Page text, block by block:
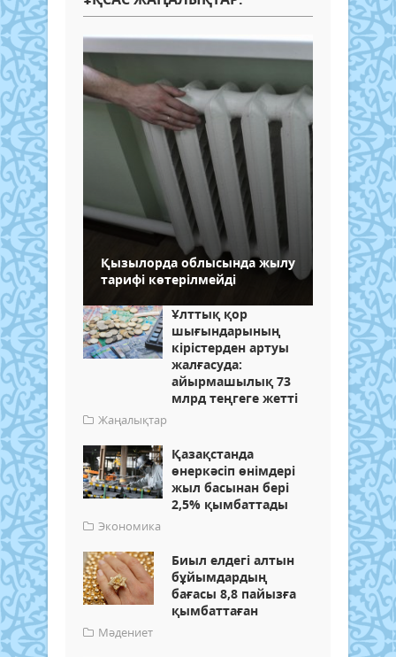
Қызылорда облысында жылу
тарифі көтерілмейді
Ұлттық қор
шығындарының
кірістерден артуы
жалғасуда:
айырмашылық 73
млрд теңгеге жетті
Жаңалықтар
Қазақстанда
өнеркәсіп өнімдері
жыл басынан бері
2,5% қымбаттады
Экономика
Биыл елдегі алтын
бұйымдардың
бағасы 8,8 пайызға
қымбаттаған
Мәдениет